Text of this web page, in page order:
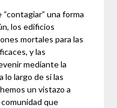
una forma
los edificios
mortales para las
y las
mediante la
lo largo de si las
un vistazo a
que